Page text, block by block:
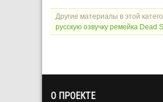
Другие материалы в этой
русскую озвучку ремейка Dead
О ПРОЕКТЕ